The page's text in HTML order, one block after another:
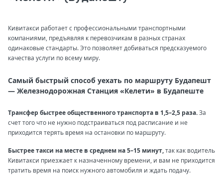
Кивитакси работает с профессиональными транспортными
компаниями, предъявляя к перевозчикам в разных странах
одинаковые стандарты. Это позволяет добиваться предсказуемого
качества услуги по всему миру.
Самый быстрый способ уехать по маршруту Будапешт
— Железнодорожная Станция «Келети» в Будапеште
Трансфер быстрее общественного транспорта в 1,5–2,5 раза.За
счет того что не нужно подстраиваться под расписание и не
приходится терять время на остановки по маршруту.
Быстрее такси на месте в среднем на 5–15 минут,так как водитель
Кивитакси приезжает к назначенному времени, и вам не приходится
тратить время на поиск нужного автомобиля и ждать подачу.